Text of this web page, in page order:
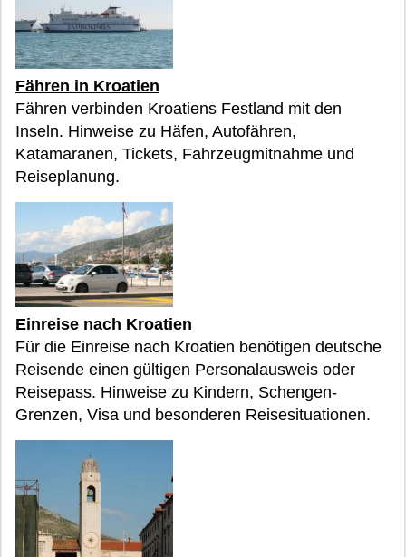
Fähren in Kroatien
Fähren verbinden Kroatiens Festland mit den
Inseln. Hinweise zu Häfen, Autofähren,
Katamaranen, Tickets, Fahrzeugmitnahme und
Reiseplanung.
Einreise nach Kroatien
Für die Einreise nach Kroatien benötigen deutsche
Reisende einen gültigen Personalausweis oder
Reisepass. Hinweise zu Kindern, Schengen-
Grenzen, Visa und besonderen Reisesituationen.